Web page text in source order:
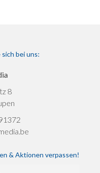
sich bei uns:
8
& Aktionen verpassen!